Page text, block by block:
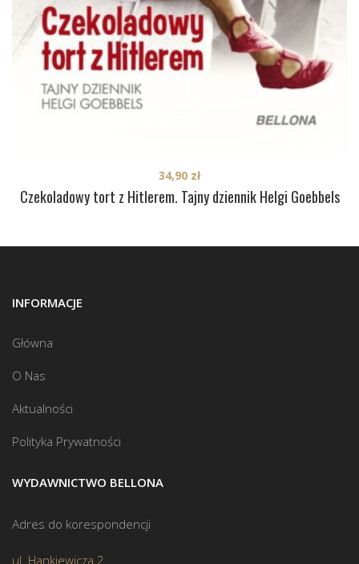
Czekoladowy tort z Hitlerem. Tajny dziennik Helgi Goebbels
34,90 zł
INFORMACJE
Główna
O Nas
Aktualności
Polityka Prywatności
WYDAWNICTWO BELLONA
Adres do korespondencji
ul. Hankiewicza 2